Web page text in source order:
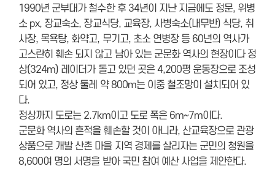
1990년 군부대가 철수한 후 34년이 지난 지금에도 정문, 위병
소 px, 장교숙소, 장교식당, 교육장, 사병숙소(내무반) 식당, 취
사장, 목욕탕, 화약고, 무기고, 초소 연병장 등 60년의 역사가
고스란히 훼손 되지 않고 남아 있는 군문화 역사의 현장이다 정
상(324m) 레이더가 돌고 있던 곳은 4,200평 운동장으로 조성
되어 있고, 정상 둘레 약 800m는 이중 철조망이 설치되어 있
다.
정상까지 도로는 2.7km이고 도로 폭은 6m~7m이다.
군문화 역사의 흔적을 훼손할 것이 아니라, 산교육장으로 관광
상품으로 개발 산촌 마을 지역 경제를 살리자는 군민의 청원을
8,600여 명의 서명을 받아 국민 참여 예산 사업을 제안한다.